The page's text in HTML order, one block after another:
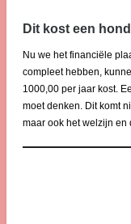
Dit kost een
Nu we het financiële
compleet hebben,
1000,00 per jaar kost.
moet denken. Dit komt
maar ook het welzijn en